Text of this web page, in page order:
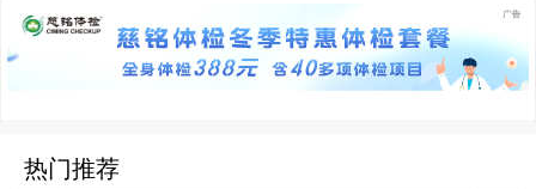
热门推荐